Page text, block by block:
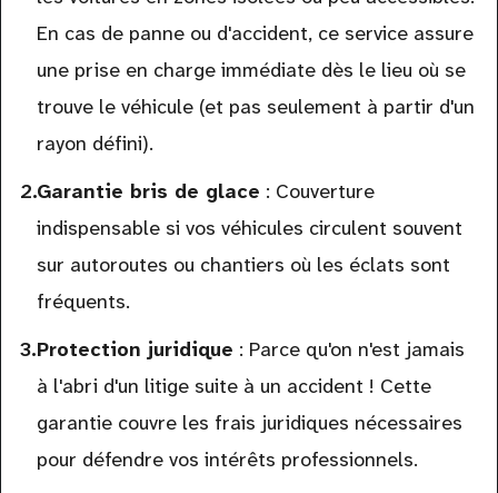
En cas de panne ou d'accident, ce service assure
une prise en charge immédiate dès le lieu où se
trouve le véhicule (et pas seulement à partir d'un
rayon défini).
Garantie bris de glace : Couverture
indispensable si vos véhicules circulent souvent
sur autoroutes ou chantiers où les éclats sont
fréquents.
Protection juridique : Parce qu'on n'est jamais
à l'abri d'un litige suite à un accident ! Cette
garantie couvre les frais juridiques nécessaires
pour défendre vos intérêts professionnels.